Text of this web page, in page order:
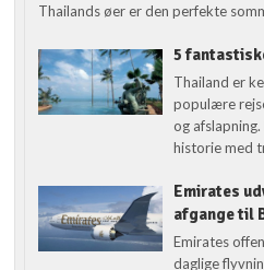
Thailands øer er den perfekte
5
Thailand er
populære
og
historie med
Emirates
afgange til
Emirates
daglige